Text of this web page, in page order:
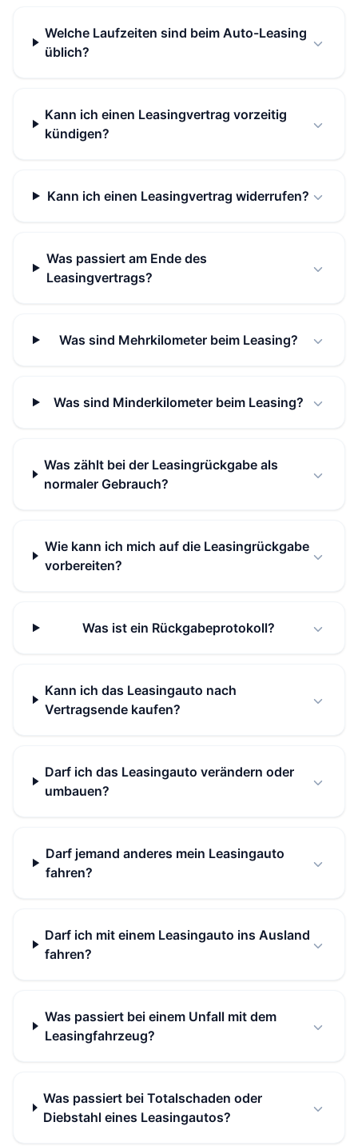
Welche Laufzeiten sind beim Auto-Leasing
üblich?
Kann ich einen Leasingvertrag vorzeitig
kündigen?
Kann ich einen Leasingvertrag widerrufen?
Was passiert am Ende des
Leasingvertrags?
Was sind Mehrkilometer beim Leasing?
Was sind Minderkilometer beim Leasing?
Was zählt bei der Leasingrückgabe als
normaler Gebrauch?
Wie kann ich mich auf die Leasingrückgabe
vorbereiten?
Was ist ein Rückgabeprotokoll?
Kann ich das Leasingauto nach
Vertragsende kaufen?
Darf ich das Leasingauto verändern oder
umbauen?
Darf jemand anderes mein Leasingauto
fahren?
Darf ich mit einem Leasingauto ins Ausland
fahren?
Was passiert bei einem Unfall mit dem
Leasingfahrzeug?
Was passiert bei Totalschaden oder
Diebstahl eines Leasingautos?